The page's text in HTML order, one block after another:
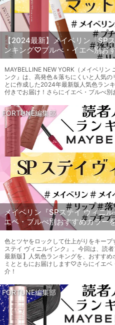
【2024最新】メイベリン「SP
ンキング♡ブルべ・イエベ別お
MAYBELLINE NEW YORK（メイベリン
ンク』は、高発色＆落ちにくいと人気
とに作成した2024年最新版人気色ラン
付きでお届け！さらにイエベ・ブルべ別
FORTUNE編集部
メイベリン『SPステイ ヴィニ
エベ・ブルべ別おすすめカラー
色とツヤをロックして仕上がりをキー
ステイ ヴィニルインク』。今回は、読
最新版】人気色ランキングを、おすす
ミとともにお届けします♡さらにイエ
介！
FORTUNE編集部